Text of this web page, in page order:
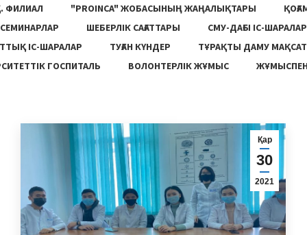
ФИЛИАЛ
"PROINCA" ЖОБАСЫНЫҢ ЖАҢАЛЫҚТАРЫ
СЕМИНАРЛАР
ШЕБЕРЛІК САҒАТТАРЫ
СМУ-ДАҒЫ ІС-ШАРАЛАР
ІС-ШАРАЛАР
ТУҒАН КҮНДЕР
ТҰРАҚТЫ ДАМУ
ГОСПИТАЛЬ
ВОЛОНТЕРЛІК ЖҰМЫС
Қар
30
2021